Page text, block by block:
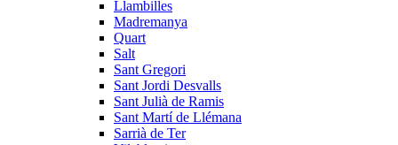
Llambilles
Madremanya
Quart
Salt
Sant Gregori
Sant Jordi Desvalls
Sant Julià de Ramis
Sant Martí de Llémana
Sarrià de Ter